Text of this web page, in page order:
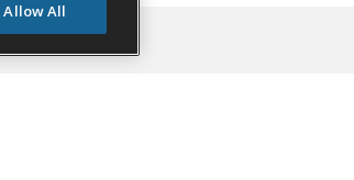
Allow All